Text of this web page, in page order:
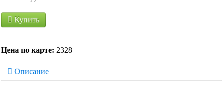
Купить
Цена по карте: 2328
Описание